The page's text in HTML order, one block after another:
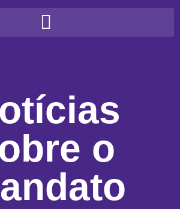
o